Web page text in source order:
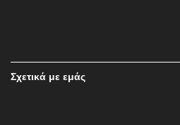
Σχετικά με εμάς